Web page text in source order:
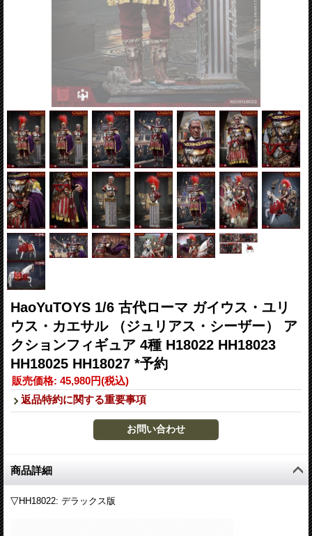
HaoYuTOYS 1/6 古代ローマ ガイウス・ユリ
ウス・カエサル （ジュリアス・シーザー） ア
クションフィギュア 4種 H18022 HH18023
HH18025 HH18027 *予約
販売価格: 45,980円(税込)
返品特約に関する重要事項
商品詳細
▽HH18022: デラックス版